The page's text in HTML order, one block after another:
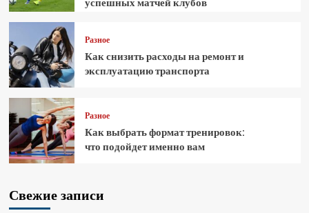
Разное
Как снизить расходы на ремонт и
эксплуатацию транспорта
Разное
Как выбрать формат тренировок:
что подойдет именно вам
Свежие записи